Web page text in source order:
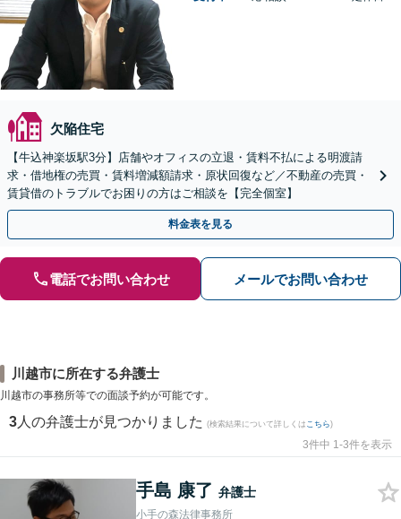
欠陥住宅
【牛込神楽坂駅3分】店舗やオフィスの立退・賃料不払による明渡請
求・借地権の売買・賃料増減額請求・原状回復など／不動産の売買・
賃貸借のトラブルでお困りの方はご相談を【完全個室】
料金表を見る
電話でお問い合わせ メールでお問い合わせ
川越市に所在する弁護士
川越市の事務所等での面談予約が可能です。
3 人の弁護士が見つかりました (検索結果について詳しくは こちら)
3件中 1-3件を表示
手島 康了 弁護士
小手の森法律事務所